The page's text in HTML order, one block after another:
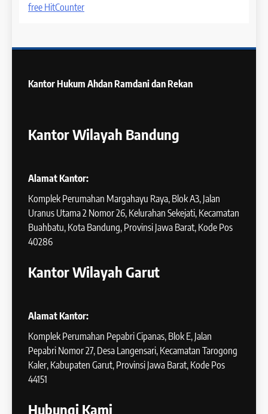
free HitCounter
Kantor Hukum Ahdan Ramdani dan Rekan
Kantor Wilayah Bandung
Alamat Kantor:
Komplek Perumahan Margahayu Raya, Blok A3, Jalan
Uranus Utama 2 Nomor 26, Kelurahan Sekejati, Kecamatan
Buahbatu, Kota Bandung, Provinsi Jawa Barat, Kode Pos
40286
Kantor Wilayah Garut
Alamat Kantor:
Komplek Perumahan Pepabri Cipanas, Blok E, Jalan
Pepabri Nomor 27, Desa Langensari, Kecamatan Tarogong
Kaler, Kabupaten Garut, Provinsi Jawa Barat, Kode Pos
44151
Hubungi Kami